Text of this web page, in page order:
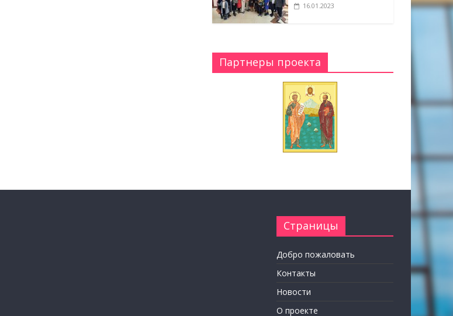
16.01.2023
Партнеры проекта
Страницы
Добро пожаловать
Контакты
Новости
О проекте